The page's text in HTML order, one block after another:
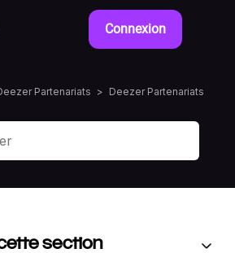
Connexion
Partenariats Deezer Partenariats
section